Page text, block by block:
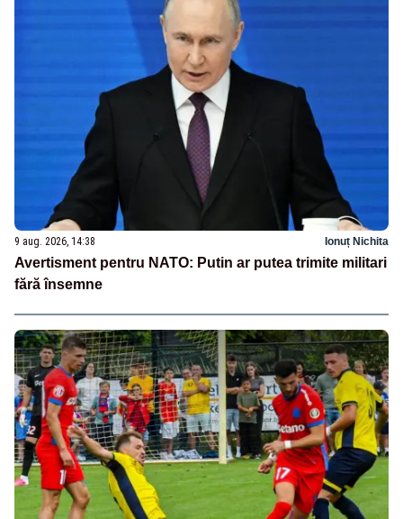
9 aug. 2026, 14:38 Ionuț Nichita
Avertisment pentru NATO: Putin ar putea trimite militari
fără însemne